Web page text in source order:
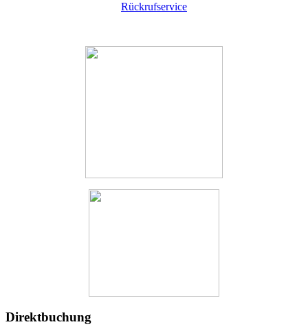
Rückrufservice
Direktbuchung